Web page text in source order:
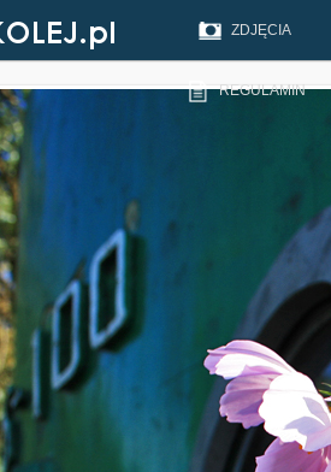
ZDJĘCIA
REGULAMIN